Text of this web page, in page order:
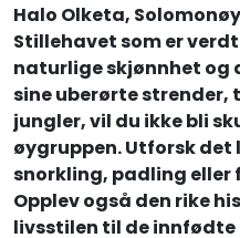
Halo Olketa,
Stillehavet som er
naturlige skjønnhet og
sine uberørte
jungler, vil du ikke bli
øygruppen. Utforsk
snorkling, padling
Opplev også den rike
livsstilen til de innfødte